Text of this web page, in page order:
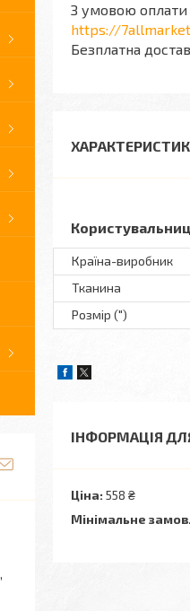
З умовою оплати
https://
Безплатна
Країна-виробник
Тканина
Розмір (")
ІНФОРМАЦІЯ
Ціна: 558 ₴
Мінімальне